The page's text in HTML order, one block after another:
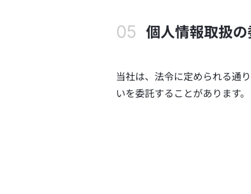
個人情報取扱
当社は、法令に定められる通
いを委託することがあります。